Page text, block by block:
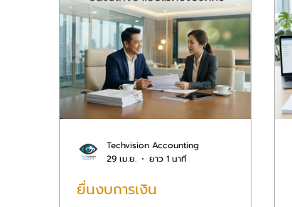
ยื่นภาษีบุคคล ยื่นภาษีนิติบุคคล
ยื่นงบการเงิน
Techvision Accounting
29 เม.ย.
ยาว 1 นาที